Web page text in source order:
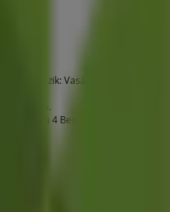
Vasárnap , Hétfő
boltban.
utca 4 Best Byte akciós